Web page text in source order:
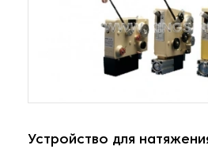
Устройство для